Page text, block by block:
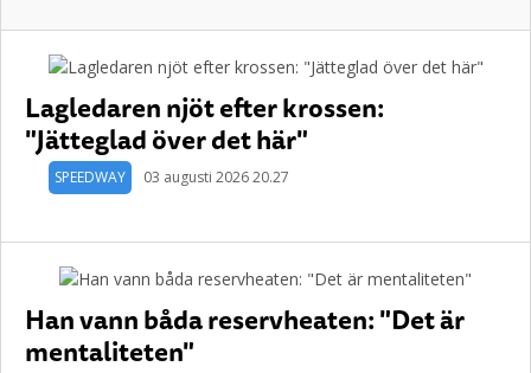
Lagledaren njöt efter krossen:
"Jätteglad över det här"
SPEEDWAY 03 augusti 2026 20.27
Han vann båda reservheaten: "Det är
mentaliteten"